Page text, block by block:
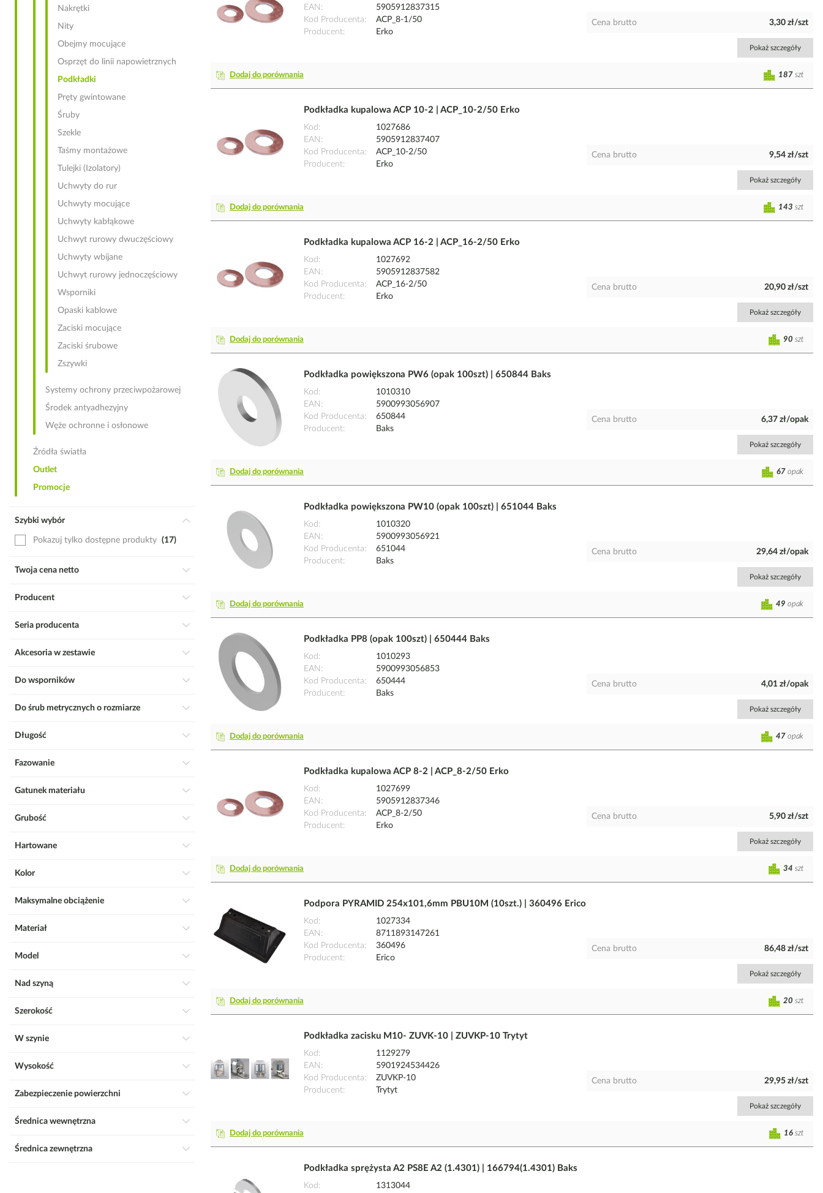
EAN
5905912837315
Kod Producenta
ACP_8-1/50
Producent
Erko
Cena brutto 3,30 zł/szt
Pokaż szczegóły
Dodaj do porównania 187 szt
Podkładka kupalowa ACP 10-2 | ACP_10-2/50 Erko
Kod
1027686
EAN
5905912837407
Kod Producenta
ACP_10-2/50
Producent
Erko
Cena brutto 9,54 zł/szt
Pokaż szczegóły
Dodaj do porównania 143 szt
Podkładka kupalowa ACP 16-2 | ACP_16-2/50 Erko
Kod
1027692
EAN
5905912837582
Kod Producenta
ACP_16-2/50
Producent
Erko
Cena brutto 20,90 zł/szt
Pokaż szczegóły
Dodaj do porównania 90 szt
Podkładka powiększona PW6 (opak 100szt) | 650844 Baks
Kod
1010310
EAN
5900993056907
Kod Producenta
650844
Producent
Baks
Cena brutto 6,37 zł/opak
Pokaż szczegóły
Dodaj do porównania 67 opak
Podkładka powiększona PW10 (opak 100szt) | 651044 Baks
Kod
1010320
EAN
5900993056921
Kod Producenta
651044
Producent
Baks
Cena brutto 29,64 zł/opak
Pokaż szczegóły
Dodaj do porównania 49 opak
Podkładka PP8 (opak 100szt) | 650444 Baks
Kod
1010293
EAN
5900993056853
Kod Producenta
650444
Producent
Baks
Cena brutto 4,01 zł/opak
Pokaż szczegóły
Dodaj do porównania 47 opak
Podkładka kupalowa ACP 8-2 | ACP_8-2/50 Erko
Kod
1027699
EAN
5905912837346
Kod Producenta
ACP_8-2/50
Producent
Erko
Cena brutto 5,90 zł/szt
Pokaż szczegóły
Dodaj do porównania 34 szt
Podpora PYRAMID 254x101,6mm PBU10M (10szt.) | 360496 Erico
Kod
1027334
EAN
8711893147261
Kod Producenta
360496
Producent
Erico
Cena brutto 86,48 zł/szt
Pokaż szczegóły
Dodaj do porównania 20 szt
Podkładka zacisku M10- ZUVK-10 | ZUVKP-10 Trytyt
Kod
1129279
EAN
5901924534426
Kod Producenta
ZUVKP-10
Producent
Trytyt
Cena brutto 29,95 zł/szt
Pokaż szczegóły
Dodaj do porównania 16 szt
Podkładka sprężysta A2 PS8E A2 (1.4301) | 166794(1.4301) Baks
Kod 1313044
Nakrętki
Nity
Obejmy mocujące
Osprzęt do linii napowietrznych
Podkładki
Pręty gwintowane
Śruby
Szekle
Taśmy montażowe
Tulejki (Izolatory)
Uchwyty do rur
Uchwyty mocujące
Uchwyty kabłąkowe
Uchwyt rurowy dwuczęściowy
Uchwyty wbijane
Uchwyt rurowy jednoczęściowy
Wsporniki
Opaski kablowe
Zaciski mocujące
Zaciski śrubowe
Zszywki
Systemy ochrony przeciwpożarowej
Środek antyadhezyjny
Węże ochronne i osłonowe
Źródła światła
Outlet
Promocje
Szybki wybór
Pokazuj tylko dostępne produkty 17
Twoja cena netto
Producent
Seria producenta
Akcesoria w zestawie
Do wsporników
Do śrub metrycznych o rozmiarze
Długość
Fazowanie
Gatunek materiału
Grubość
Hartowane
Kolor
Maksymalne obciążenie
Materiał
Model
Nad szyną
Szerokość
W szynie
Wysokość
Zabezpieczenie powierzchni
Średnica wewnętrzna
Średnica zewnętrzna